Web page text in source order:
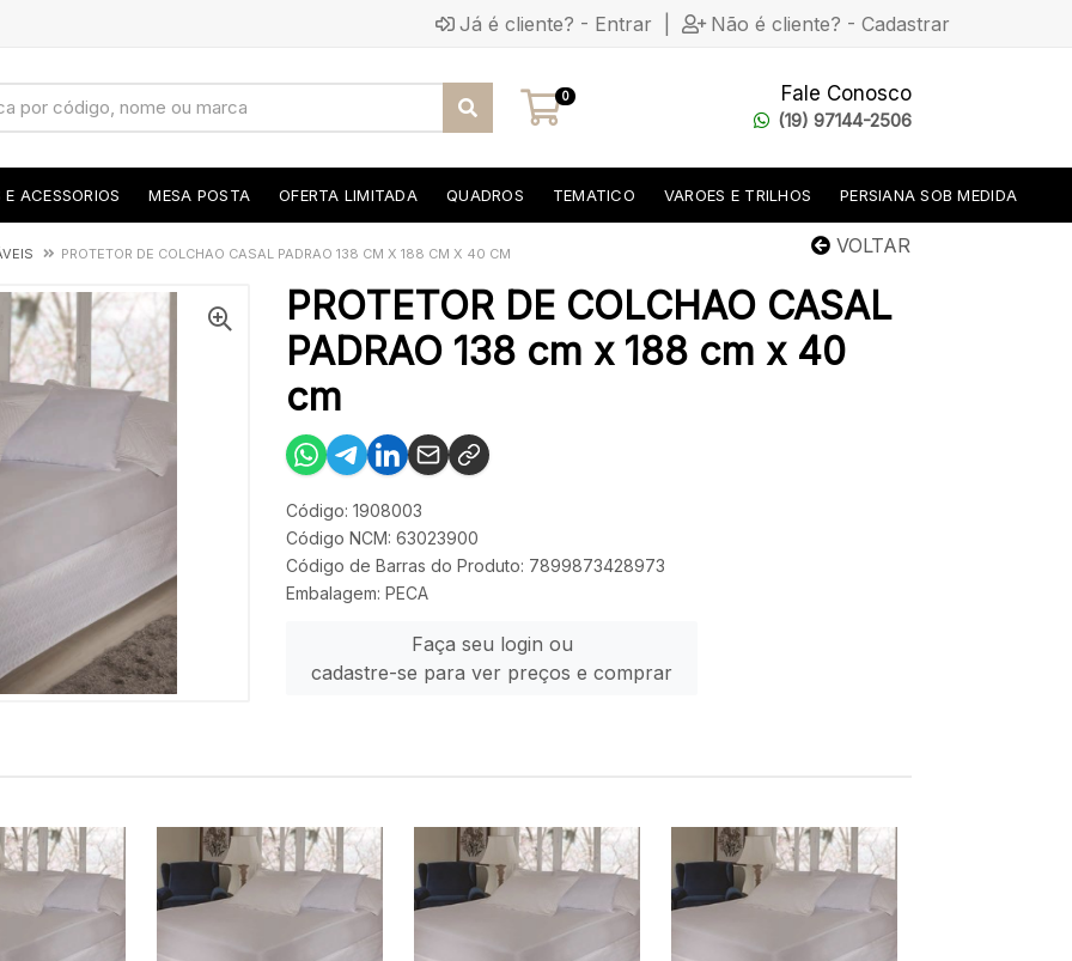
Já é cliente? - Entrar Não é cliente? - Cadastrar
0 Fale Conosco
(19) 97144-2506
E ACESSORIOS MESA POSTA OFERTA LIMITADA QUADROS TEMATICO VAROES E TRILHOS PERSIANA SOB MEDIDA
VOLTAR
PROTETOR DE COLCHAO CASAL PADRAO 138 CM X 188 CM X 40 CM
PROTETOR DE COLCHAO CASAL
PADRAO 138 cm x 188 cm x 40
cm
Código: 1908003
Código NCM: 63023900
Código de Barras do Produto: 7899873428973
Embalagem: PECA
Faça seu login ou
cadastre-se para ver preços e comprar